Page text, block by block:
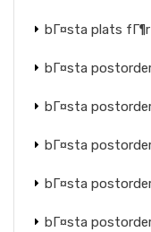
bГ¤sta plats
bГ¤sta
bГ¤sta
bГ¤sta
bГ¤sta
bГ¤sta